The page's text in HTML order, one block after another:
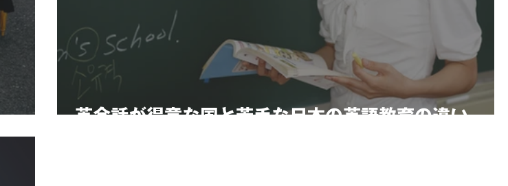
英会話が得意な国と苦手な日本の英語教育の違い。